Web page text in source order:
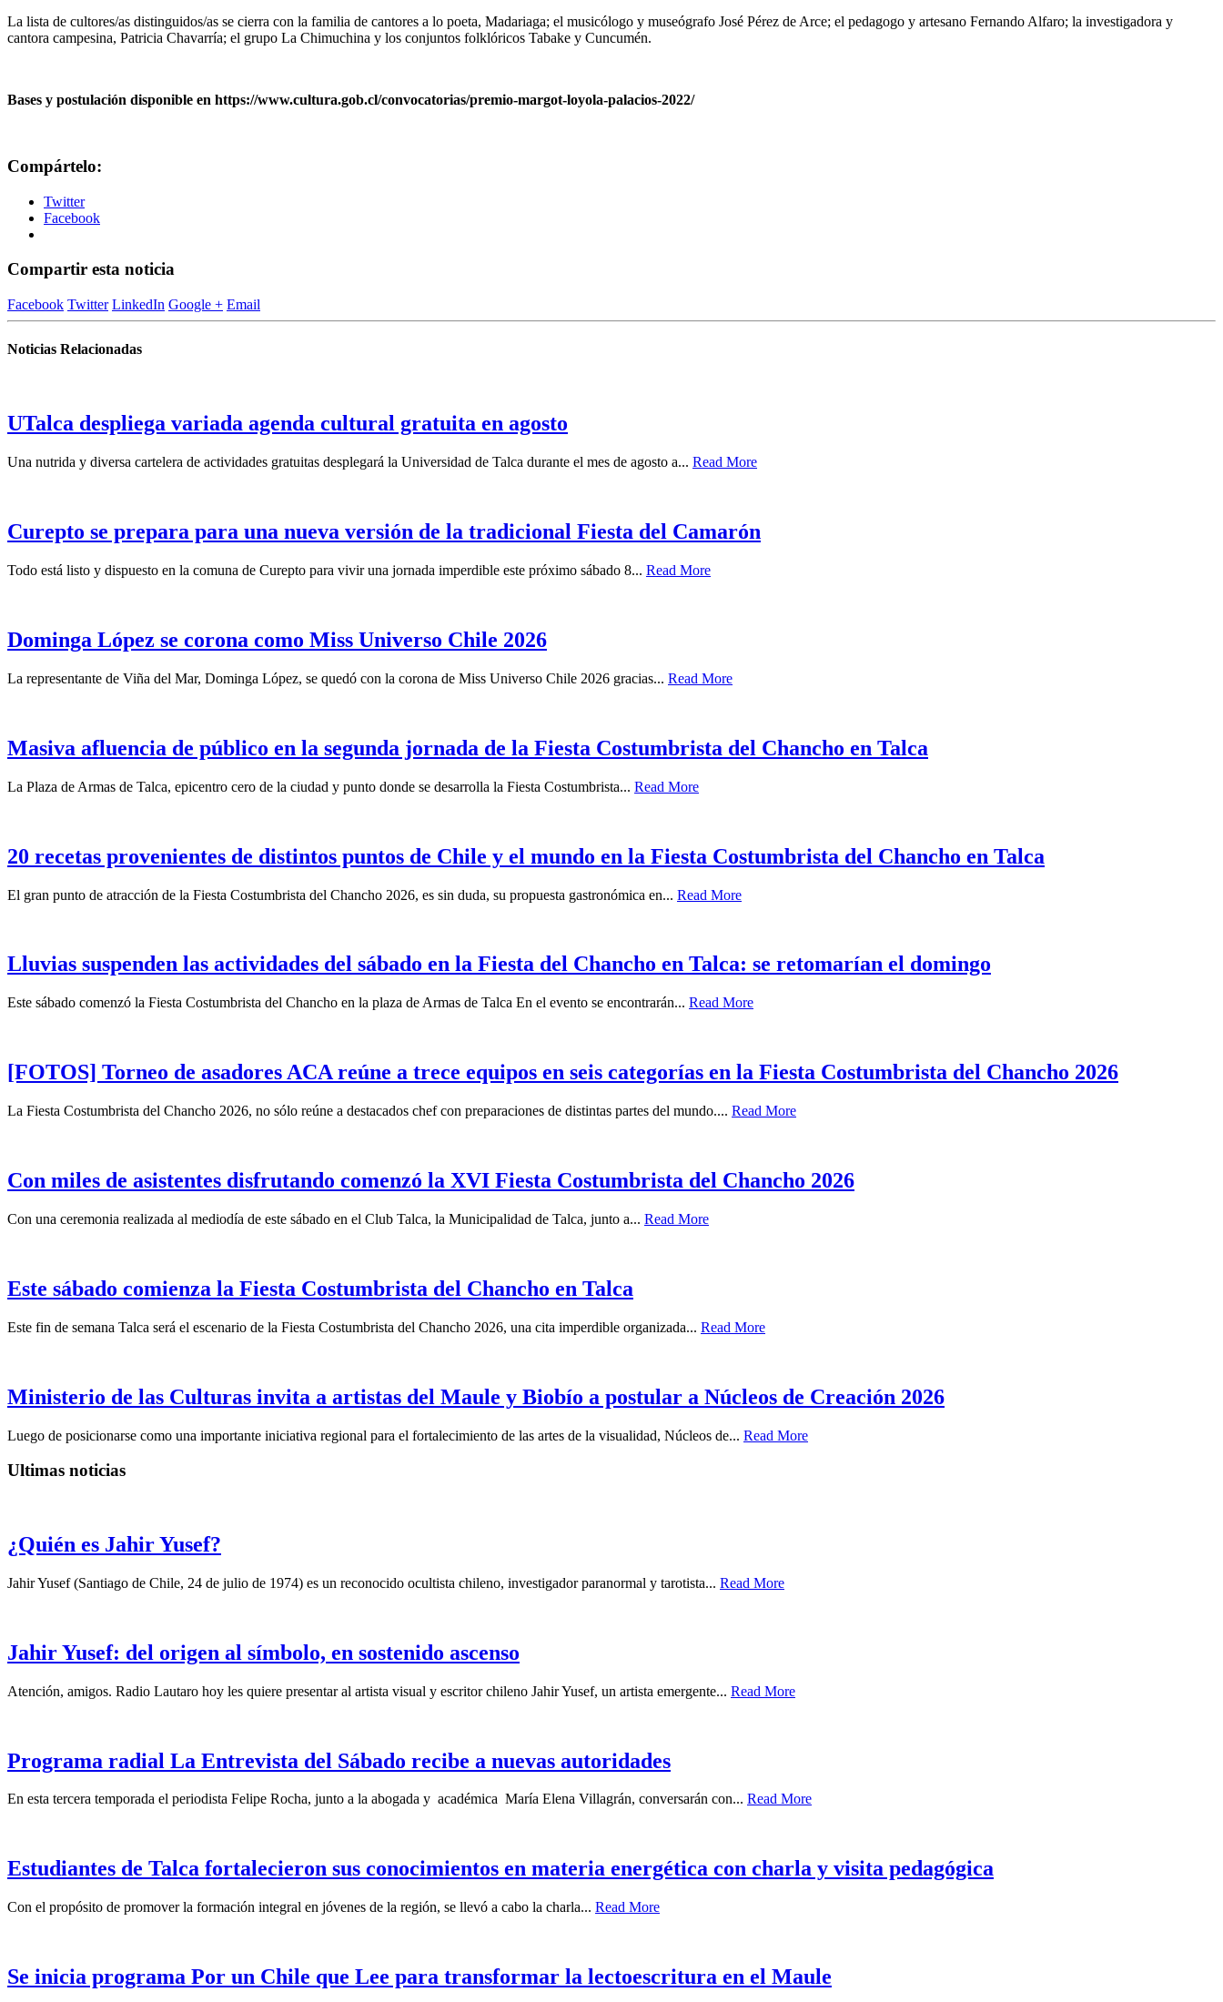
La lista de cultores/as distinguidos/as se cierra con la familia de cantores a lo poeta, Madariaga; el musicólogo y museógrafo José Pérez de Arce; el pedagogo y artesano Fernando Alfaro; la investigadora y
cantora campesina, Patricia Chavarría; el grupo La Chimuchina y los conjuntos folklóricos Tabake y Cuncumén.
Bases y postulación disponible en https://www.cultura.gob.cl/convocatorias/premio-margot-loyola-palacios-2022/
Compártelo:
Twitter
Facebook
Compartir esta noticia
Facebook Twitter LinkedIn Google + Email
Noticias Relacionadas
UTalca despliega variada agenda cultural gratuita en agosto
Una nutrida y diversa cartelera de actividades gratuitas desplegará la Universidad de Talca durante el mes de agosto a... Read More
Curepto se prepara para una nueva versión de la tradicional Fiesta del Camarón
Todo está listo y dispuesto en la comuna de Curepto para vivir una jornada imperdible este próximo sábado 8... Read More
Dominga López se corona como Miss Universo Chile 2026
La representante de Viña del Mar, Dominga López, se quedó con la corona de Miss Universo Chile 2026 gracias... Read More
Masiva afluencia de público en la segunda jornada de la Fiesta Costumbrista del Chancho en Talca
La Plaza de Armas de Talca, epicentro cero de la ciudad y punto donde se desarrolla la Fiesta Costumbrista... Read More
20 recetas provenientes de distintos puntos de Chile y el mundo en la Fiesta Costumbrista del Chancho en Talca
El gran punto de atracción de la Fiesta Costumbrista del Chancho 2026, es sin duda, su propuesta gastronómica en... Read More
Lluvias suspenden las actividades del sábado en la Fiesta del Chancho en Talca: se retomarían el domingo
Este sábado comenzó la Fiesta Costumbrista del Chancho en la plaza de Armas de Talca En el evento se encontrarán... Read More
[FOTOS] Torneo de asadores ACA reúne a trece equipos en seis categorías en la Fiesta Costumbrista del Chancho 2026
La Fiesta Costumbrista del Chancho 2026, no sólo reúne a destacados chef con preparaciones de distintas partes del mundo.... Read More
Con miles de asistentes disfrutando comenzó la XVI Fiesta Costumbrista del Chancho 2026
Con una ceremonia realizada al mediodía de este sábado en el Club Talca, la Municipalidad de Talca, junto a... Read More
Este sábado comienza la Fiesta Costumbrista del Chancho en Talca
Este fin de semana Talca será el escenario de la Fiesta Costumbrista del Chancho 2026, una cita imperdible organizada... Read More
Ministerio de las Culturas invita a artistas del Maule y Biobío a postular a Núcleos de Creación 2026
Luego de posicionarse como una importante iniciativa regional para el fortalecimiento de las artes de la visualidad, Núcleos de... Read More
Ultimas noticias
¿Quién es Jahir Yusef?
Jahir Yusef (Santiago de Chile, 24 de julio de 1974) es un reconocido ocultista chileno, investigador paranormal y tarotista... Read More
Jahir Yusef: del origen al símbolo, en sostenido ascenso
Atención, amigos. Radio Lautaro hoy les quiere presentar al artista visual y escritor chileno Jahir Yusef, un artista emergente... Read More
Programa radial La Entrevista del Sábado recibe a nuevas autoridades
En esta tercera temporada el periodista Felipe Rocha, junto a la abogada y académica María Elena Villagrán, conversarán con... Read More
Estudiantes de Talca fortalecieron sus conocimientos en materia energética con charla y visita pedagógica
Con el propósito de promover la formación integral en jóvenes de la región, se llevó a cabo la charla... Read More
Se inicia programa Por un Chile que Lee para transformar la lectoescritura en el Maule